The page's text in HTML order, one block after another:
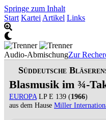
Springe zum Inhalt
Start Kartei Artikel Links
Audio-AbmischungZur
Süddeutsche
Blasmusik im ¾-
EUROPA LP E 139 (1966)
aus dem Hause Miller